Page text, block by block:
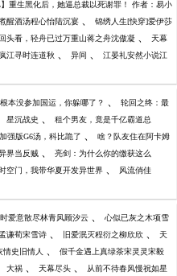
】重生黑化后，她逼总裁以死谢罪！ 作者：易小
醒酒汤程心怡陆沉宴 、 锦绣人生[快穿]爱伊莎
回头看，轻舟已过万重山蒋之舟沈傲凝 、 天幕
江寻时连道秋 、 异间 、 江晏礼安然小说江
本没参加国运，你躲哪了？ 、 轮回之终：最
星沉战史 、 租个男友，竟是千亿霸道总
强版G6汤，科比跪了 、 啥？队友住在阿卡姆
界当反贼 、 亮剑：为什么你的缴获这么
空门，我带华夏开发异世界 、 风流俏佳
爱意散尽林青风顾汐云 、 心似已灰之木项雪
谦荀宋雪诗 、 旧爱泯灭程衍之柳欣欣 、 天
情史旧情人 、 假千金遇上真绿茶宋灵灵宋毅
大祸 、 天幕尽头 、 从前不待春风慢祝如星